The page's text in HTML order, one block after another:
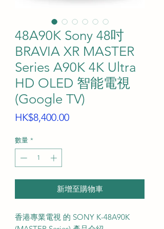
48A90K Sony 48吋
BRAVIA XR MASTER
Series A90K 4K Ultra
HD OLED 智能電視
(Google TV)
HK$8,400.00價
數量 *
新增至購物車
香港專業電視 的 SONY K-48A90K